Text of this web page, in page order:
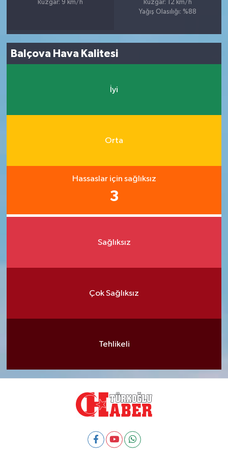
Rüzgar: 9 km/h
Rüzgar: 12 km/h
Yağış Olasılığı: %88
Balçova Hava Kalitesi
İyi
Orta
Hassaslar için sağlıksız
3
Sağlıksız
Çok Sağlıksız
Tehlikeli